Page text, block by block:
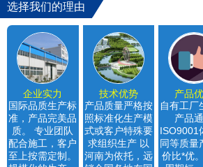
选择我们的理由
企业实力
国际品质生产标
准，产品完美品
质。 专业团队
配合施工，客户
至上按需定制。
技术优势
产品质量严格按
照标准化生产模
式或客户特殊要
求组织生产 以
河南为依托，远
产品
自有工厂
产品
ISO9001
同等质量
价比*优